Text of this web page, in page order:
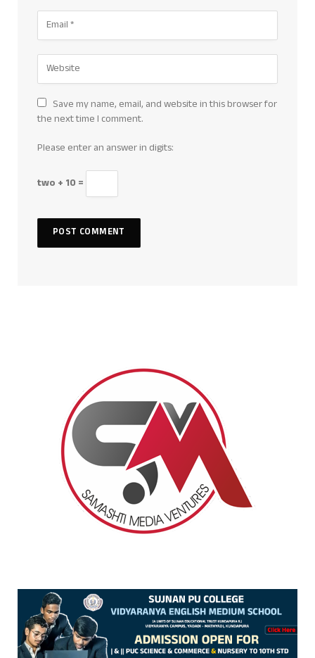
Save my name, email, and website in this browser for
the next time I comment.
Please enter an answer in digits:
two + 10 =